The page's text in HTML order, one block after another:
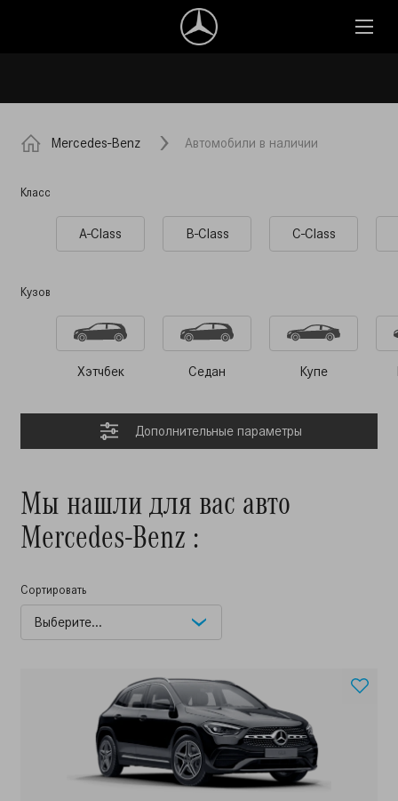
Mercedes-Benz Автомобили в наличии
Класс
A-Class B-Class C-Class
Кузов
Хэтчбек Седан Купе
Дополнительные параметры
Мы нашли для вас авто
Mercedes-Benz :
Сортировать